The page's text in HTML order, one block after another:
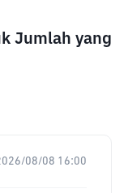
Jumlah yang
08/08 16:00